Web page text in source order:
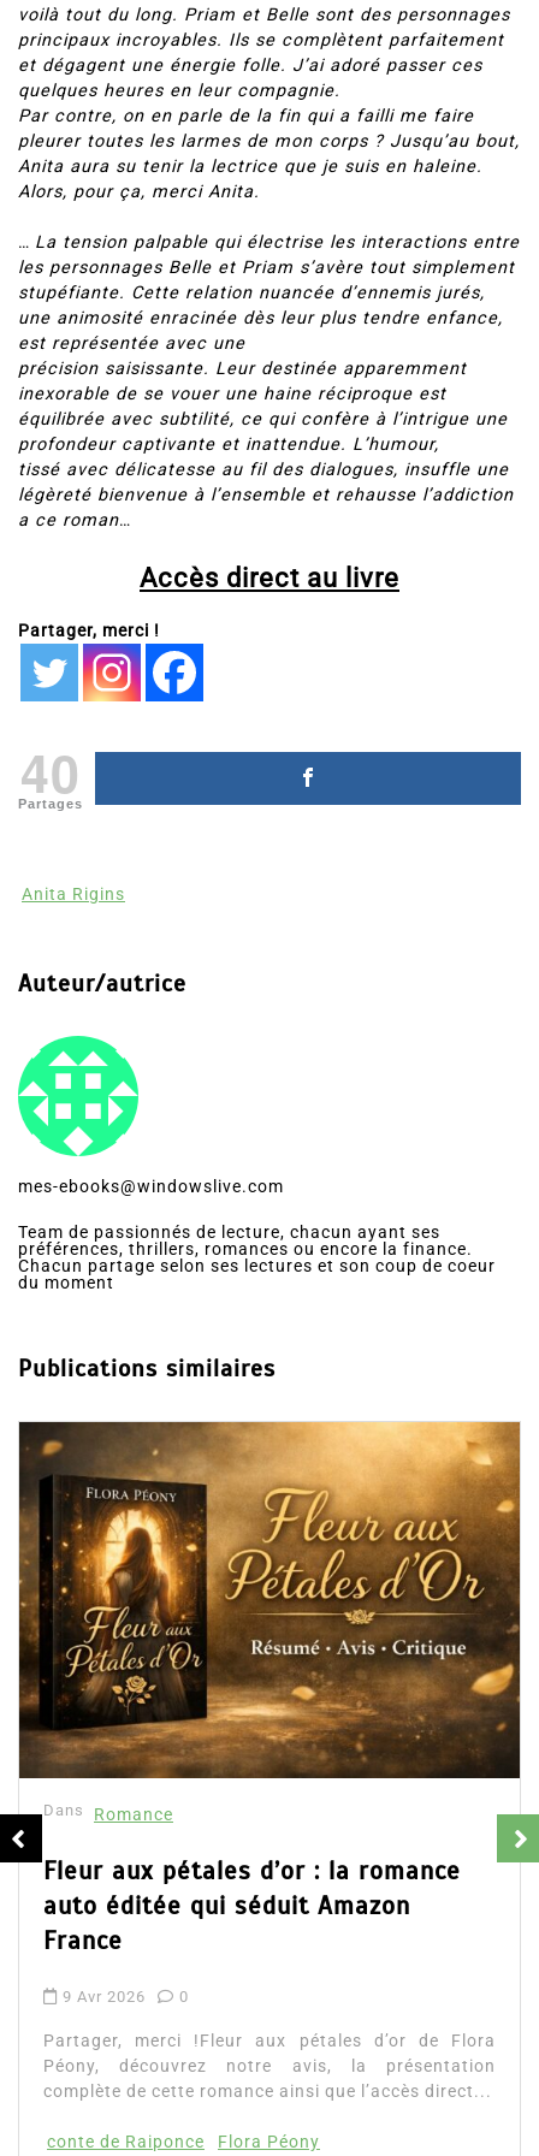
principaux incroyables. Ils se complètent parfaitement
et dégagent une énergie folle. J’ai adoré passer ces
quelques heures en leur compagnie.
Par contre, on en parle de la fin qui a failli me faire
pleurer toutes les larmes de mon corps ? Jusqu’au bout,
Anita aura su tenir la lectrice que je suis en haleine.
Alors, pour ça, merci Anita.
les personnages Belle et Priam s’avère tout simplement
stupéfiante. Cette relation nuancée d’ennemis jurés,
une animosité enracinée dès leur plus tendre enfance,
est représentée avec une
précision saisissante. Leur destinée apparemment
inexorable de se vouer une haine réciproque est
équilibrée avec subtilité, ce qui confère à l’intrigue une
profondeur captivante et inattendue. L’humour,
tissé avec délicatesse au fil des dialogues, insuffle une
légèreté bienvenue à l’ensemble et rehausse l’addiction
a ce roman…
Accès direct au livre
40
Partages
Auteur/autrice
préférences, thrillers, romances ou encore la finance.
Chacun partage selon ses lectures et son coup de coeur
du moment
Publications similaires
Dans Romance
Collector Dear You (Intégrale) –
résumé et avis
16 Fév 2025 0
Partager, merci !Collector Dear You (Intégrale)
d’Emily Blaine. Voici le résumé du roman, les avis
ainsi que l’accès direct au livre. Partager,...
Lire la suite